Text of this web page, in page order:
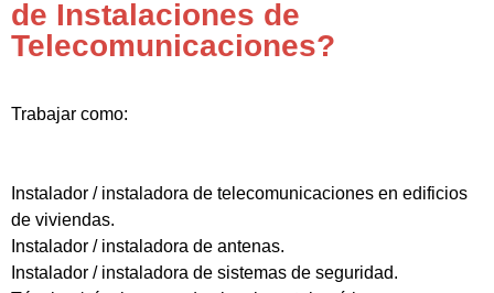
de Instalaciones de
Telecomunicaciones?
Trabajar como:
Instalador / instaladora de telecomunicaciones en edificios
de viviendas.
Instalador / instaladora de antenas.
Instalador / instaladora de sistemas de seguridad.